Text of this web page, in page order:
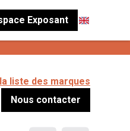
Exposant
liste des marques
Nous contacter